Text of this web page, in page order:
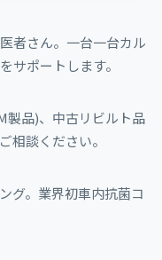
者さん。一台一台カル
サポートします。
製品)、中古リビルト品
相談ください。
グ。業界初車内抗菌コ